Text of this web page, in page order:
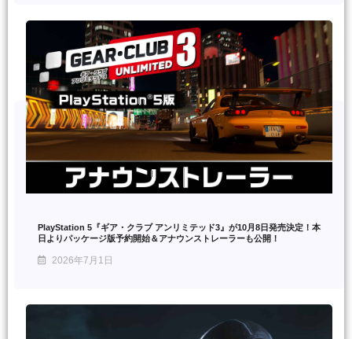
PlayStation 5『ギア・クラブ アンリミテッド3』が10月8日発売決定！本
日よりパッケージ版予約開始＆アナウンストレーラーも公開！
2026年7月1日